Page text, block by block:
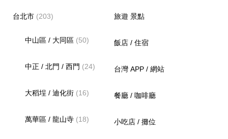
台北市(203)
中山區 / 大同區 (50)
中正 / 北門 / 西門 (24)
大稻埕 / 迪化街 (16)
萬華區 / 龍山寺 (18)
旅遊 景點
飯店 / 住宿
台灣 APP / 網站
餐廳 / 咖啡廳
小吃店 / 攤位